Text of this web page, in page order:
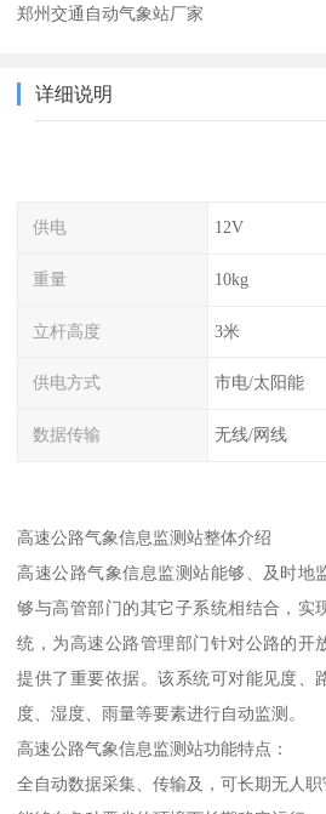
郑州交通自动气象站厂家
详细说明
供电 12V
重量 10kg
立杆高度 3米
供电方式 市电/太阳能
数据传输 无线/网线
高速公路气象信息监测站整体介绍
高速公路气象信息监测站能够、及时地
够与高管部门的其它子系统相结合，实
统，为高速公路管理部门针对公路的开
提供了重要依据。该系统可对能见度、
度、湿度、雨量等要素进行自动监测。
高速公路气象信息监测站功能特点：
全自动数据采集、传输及，可长期无人职